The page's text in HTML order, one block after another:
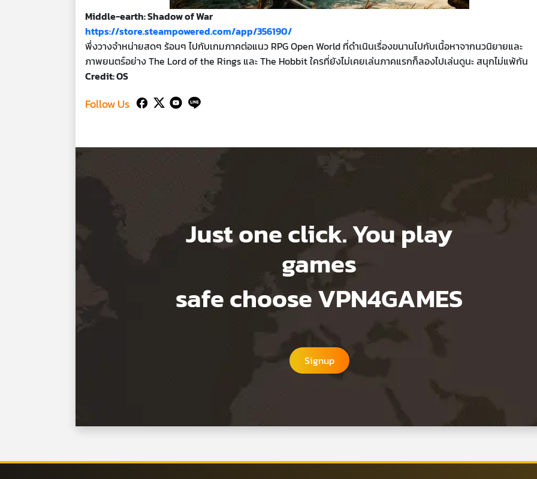
Middle-earth: Shadow of War
https://store.steampowered.com/app/356190/
พึ่งวางจำหน่ายสดๆ ร้อนๆ ไปกับเกมภาคต่อแนว RPG Open World ที่ดำเนินเรื่องขนานไปกับเนื้อหาจากนวนิยายและ
ภาพยนตร์อย่าง The Lord of the Rings และ The Hobbit ใครที่ยังไม่เคยเล่นภาคแรกก็ลองไปเล่นดูนะ สนุกไม่แพ้กัน
Credit: OS
Follow Us
Just one click. You play
games
safe choose VPN4GAMES
Signup